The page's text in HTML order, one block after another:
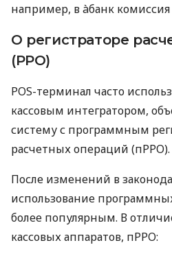
например, в àбанк комиссия
О регистраторе
(РРО)
POS-терминал часто
кассовым интегратором,
систему с программным
расчетных операций (пРРО).
После изменений в
использование
более популярным. В
кассовых аппаратов, пРРО: